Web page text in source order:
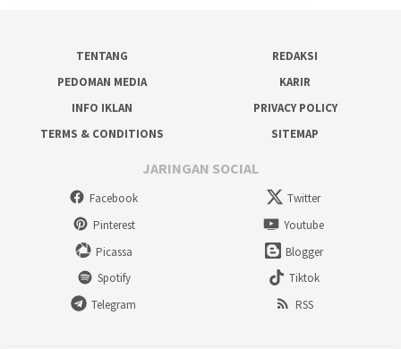
TENTANG
REDAKSI
PEDOMAN MEDIA
KARIR
INFO IKLAN
PRIVACY POLICY
TERMS & CONDITIONS
SITEMAP
JARINGAN SOCIAL
Facebook
Twitter
Pinterest
Youtube
Picassa
Blogger
Spotify
Tiktok
Telegram
RSS